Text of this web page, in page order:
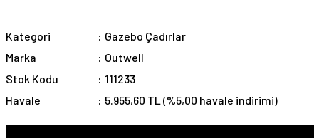
Kategori
Gazebo Çadırlar
Marka
Outwell
Stok Kodu
111233
Havale
5.955,60 TL (%5,00 havale indirimi)